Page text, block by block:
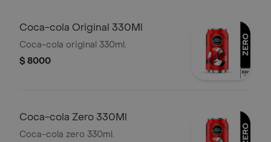
Coca-cola Original 330Ml
Coca-cola original 330ml.
$ 8000
Coca-cola Zero 330Ml
Coca-cola zero 330ml.